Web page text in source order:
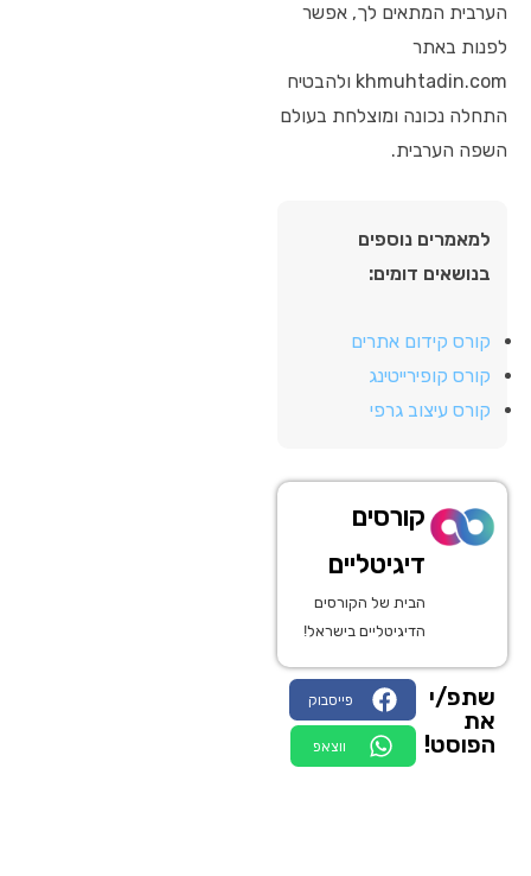
הערבית המתאים לך, אפשר
לפנות באתר
khmuhtadin.com ולהבטיח
התחלה נכונה ומוצלחת בעולם
השפה הערבית.
למאמרים נוספים
בנושאים דומים:
קורס קידום אתרים
קורס קופירייטינג
קורס עיצוב גרפי
קורסים
דיגיטליים
הבית של הקורסים
הדיגיטליים בישראל!
שתפ/י
את
הפוסט!
פייסבוק
ווצאפ